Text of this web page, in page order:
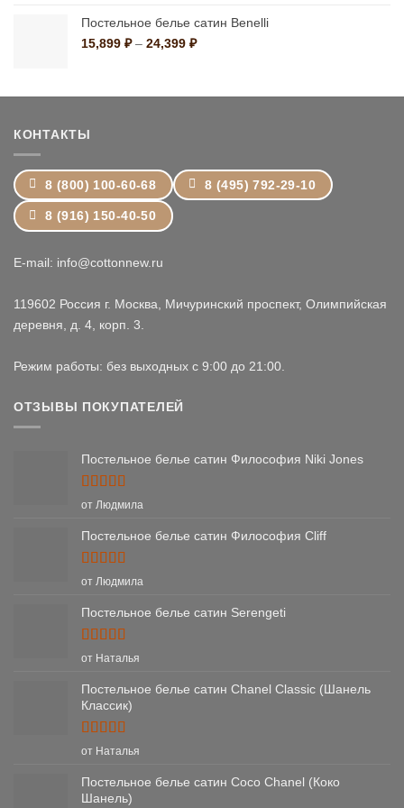
–
19,199 ₽
Постельное белье сатин Benelli
15,899 ₽ – 24,399 ₽Диапазон
–
КОНТАКТЫ
8 (800) 100-60-68 8 (495) 792-29-10
8 (916) 150-40-50
E-mail: info@cottonnew.ru
119602 Россия г. Москва, Мичуринский проспект, Олимпийская
деревня, д. 4, корп. 3.
Режим работы: без выходных с 9:00 до 21:00.
ОТЗЫВЫ ПОКУПАТЕЛЕЙ
Постельное белье сатин Философия Niki Jones
Оценка5
от Людмила
Постельное белье сатин Философия Cliff
Оценка5
от Людмила
Постельное белье сатин Serengeti
Оценка5
от Наталья
Постельное белье сатин Chanel Classic (Шанель
Классик)
Оценка5
от Наталья
Постельное белье сатин Coco Chanel (Коко
Шанель)